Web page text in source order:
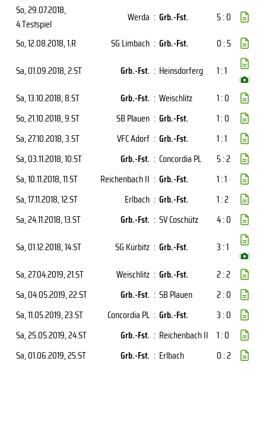
So, 29.07.2018,
4.Testspiel
Werda : Grb.-Fst.
5 : 0
So, 12.08.2018, 1.R SG Limbach : Grb.-Fst.
0 : 5
Sa, 01.09.2018, 2.ST Grb.-Fst. : Heinsdorferg 1 : 1
( )
Sa, 13.10.2018, 8.ST Grb.-Fst. : Weischlitz
1 : 0
So, 21.10.2018, 9.ST SB Plauen : Grb.-Fst.
1 : 0
Sa, 27.10.2018, 3.ST VFC Adorf : Grb.-Fst.
1 : 1
Sa, 03.11.2018, 10.ST Grb.-Fst. : Concordia PL
5 : 2
Sa, 10.11.2018, 11.ST Reichenbach II : Grb.-Fst.
1 : 1
Sa, 17.11.2018, 12.ST Erlbach : Grb.-Fst.
1 : 2
Sa, 24.11.2018, 13.ST Grb.-Fst. : SV Coschütz
4 : 0
Sa, 01.12.2018, 14.ST SG Kürbitz : Grb.-Fst. 3 : 1
( )
Sa, 27.04.2019, 21.ST Weischlitz : Grb.-Fst.
2 : 2
Sa, 04.05.2019, 22.ST Grb.-Fst. : SB Plauen
2 : 0
Sa, 11.05.2019, 23.ST Concordia PL : Grb.-Fst.
3 : 0
Sa, 25.05.2019, 24.ST Grb.-Fst. : Reichenbach II 1 : 0
Sa, 01.06.2019, 25.ST Grb.-Fst. : Erlbach 0 : 2